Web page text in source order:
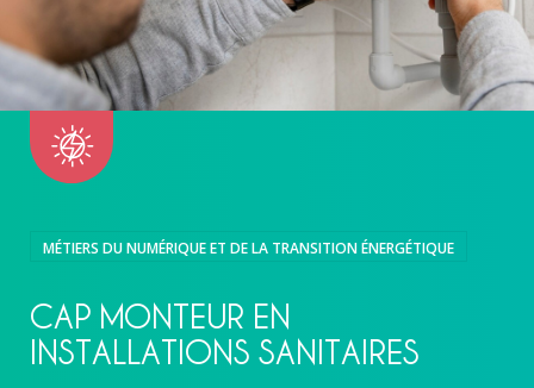
MÉTIERS DU NUMÉRIQUE ET DE LA TRANSITION ÉNERGÉTIQUE
CAP MONTEUR EN
INSTALLATIONS SANITAIRES